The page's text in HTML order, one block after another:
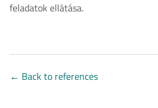
feladatok ellátása.
← Back to references